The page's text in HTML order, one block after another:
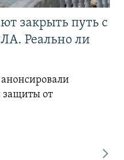
закрыть путь с
Реально ли
анонсировали
защиты от